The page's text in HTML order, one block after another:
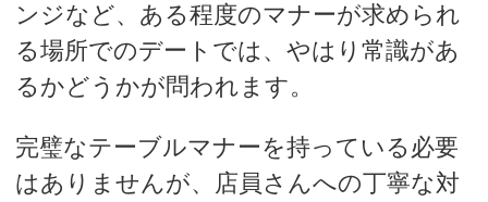
ンジなど、ある程度のマナーが求められ
る場所でのデートでは、やはり常識があ
るかどうかが問われます。
完璧なテーブルマナーを持っている必要
はありませんが、店員さんへの丁寧な対